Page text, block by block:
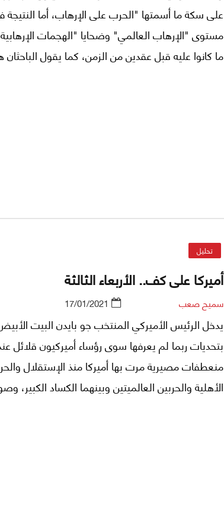
على سكة ما أسمتها "الحرب على الإرهاب، أما النتيجة
مستوى "الإرهاب العالمي" وضحايا "الهجمات
ما كانوا عليه قبل عقدين من الزمن، كما يقول الباحثان
تحليل
أميركا على كف.. الأربعاء الثالثة
سميح صعب 17/01/2021
يدخل الرئيس الأميركي المنتخب جو بايدن البيت
بتحديات ربما لم يعرفها سوى رؤساء أميركيون قلائل
منعطفات مصيرية مرت بها أميركا منذ الإستقلال
الأهلية والحربين العالميتين وبينهما الكساد الكبير،